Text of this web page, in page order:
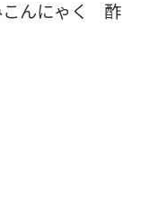
んにゃく 酢